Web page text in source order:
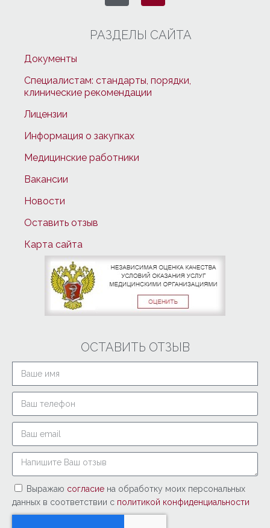
РАЗДЕЛЫ САЙТА
Документы
Специалистам: стандарты, порядки,
клинические рекомендации
Лицензии
Информация о закупках
Медицинские работники
Вакансии
Новости
Оставить отзыв
Карта сайта
ОСТАВИТЬ ОТЗЫВ
Выражаю согласие на обработку моих персональных
данных в соответствии с политикой конфиденциальности